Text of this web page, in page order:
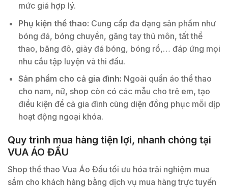
mức giá hợp lý.
Phụ kiện thể thao: Cung cấp đa dạng sản phẩm như
bóng đá, bóng chuyền, găng tay thủ môn, tất thể
thao, băng đô, giày đá bóng, bóng rổ,… đáp ứng mọi
nhu cầu tập luyện và thi đấu.
Sản phẩm cho cả gia đình: Ngoài quần áo thể thao
cho nam, nữ, shop còn có các mẫu cho trẻ em, tạo
điều kiện để cả gia đình cùng diện đồng phục mỗi dịp
hoạt động ngoại khóa.
Quy trình mua hàng tiện lợi, nhanh chóng tại
VUA ÁO ĐẤU
Shop thể thao Vua Áo Đấu tối ưu hóa trải nghiệm mua
sắm cho khách hàng bằng dịch vụ mua hàng trực tuyến